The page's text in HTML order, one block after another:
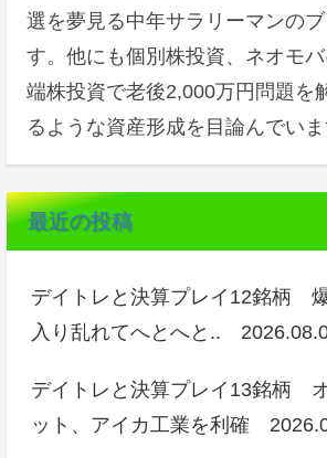
選を夢見る中年サラリーマンの
す。他にも個別株投資、ネオモ
端株投資で老後2,000万円問題を
るような資産形成を目論んでいま
最近の投稿
デイトレと決算プレイ12銘柄
入り乱れてへとへと..
デイトレと決算プレイ13銘柄
ット、アイカ工業を利確